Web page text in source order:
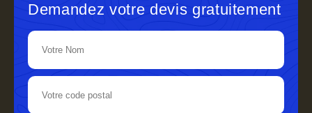
Demandez votre devis gratuitement